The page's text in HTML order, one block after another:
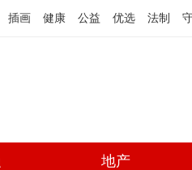
插画 健康 公益 优选 法制
地产